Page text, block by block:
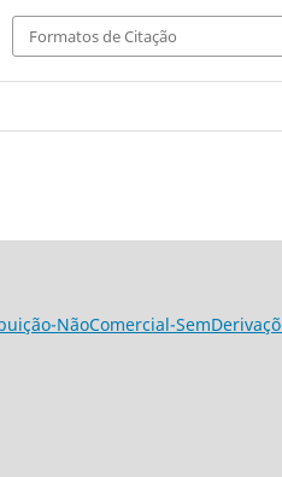
Formatos de Citação
NãoComercial-